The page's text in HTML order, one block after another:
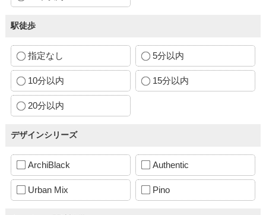
駅徒歩
指定なし 5分以内
10分以内 15分以内
20分以内
デザインシリーズ
ArchiBlack Authentic
Urban Mix Pino